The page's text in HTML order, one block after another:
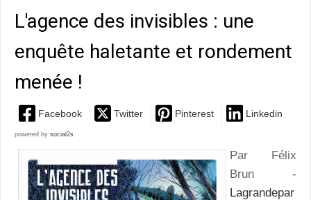
L'agence des invisibles : une
enquête haletante et rondement
menée !
Facebook Twitter Pinterest Linkedin
powered by social2s
Par Félix
Brun -
Lagrandepar